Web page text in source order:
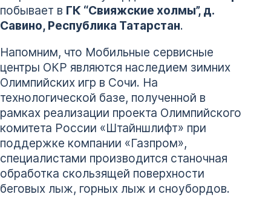
побывает в ГК “Свияжские холмы”, д.
Савино, Республика Татарстан.
Напомним, что Мобильные сервисные
центры ОКР являются наследием зимних
Олимпийских игр в Сочи. На
технологической базе, полученной в
рамках реализации проекта Олимпийского
комитета России «Штайншлифт» при
поддержке компании «Газпром»,
специалистами производится станочная
обработка скользящей поверхности
беговых лыж, горных лыж и сноубордов.